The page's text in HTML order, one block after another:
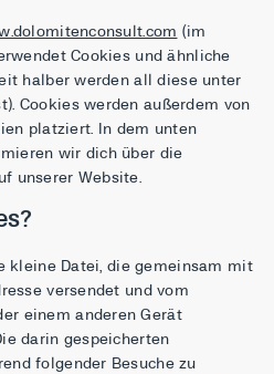
(im
Cookies und ähnliche
halber werden all diese unter
Cookies werden außerdem von
platziert. In dem unten
wir dich über die
unserer Website.
kleine Datei, die gemeinsam mit
versendet und vom
einem anderen Gerät
darin gespeicherten
folgender Besuche zu